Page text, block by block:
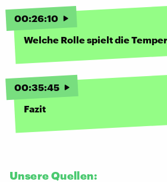
00:26:10
Welche Rolle spielt die
00:35:45
Fazit
Unsere Quellen: